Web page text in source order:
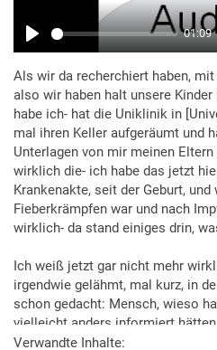
Als wir da recherchiert haben,
also wir haben halt unsere
habe ich- hat die Uniklinik in
mal ihren Keller aufgeräumt und
Unterlagen von mir meinen
wirklich die- ich habe das jetzt
Krankenakte, seit der Geburt,
Fieberkrämpfen war und nach
wirklich- da stand einiges drin,
Ich weiß jetzt gar nicht mehr
irgendwie gelähmt, mal kurz, in
schon gedacht: Mensch, wieso
vielleicht anders informiert
als wir, vielleicht hätten sie mich
Verwandte Inhalte